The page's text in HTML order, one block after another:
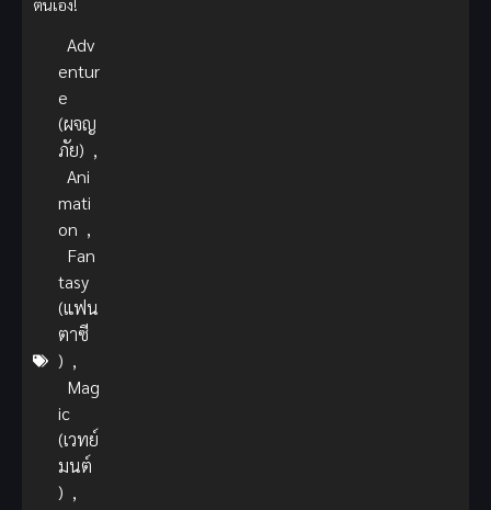
ตนเอง!
Adv
entur
e
(ผจญ
ภัย) ,
Ani
mati
on ,
Fan
tasy
(แฟน
ตาซี
) ,
Mag
ic
(เวทย์
มนต์
) ,